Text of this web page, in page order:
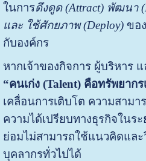
ในการดึงดูด (Attract) พัฒนา
และ ใช้ศักยภาพ (Deploy) ขอ
กับองค์กร
หากเจ้าของกิจการ ผู้บริหาร
“คนเก่ง (Talent) คือทรัพยาก
เคลื่อนการเติบโต ความสาม
ความได้เปรียบทางธุรกิจในร
ย่อมไม่สามารถใช้แนวคิดและ
บุคลากรทั่วไปได้